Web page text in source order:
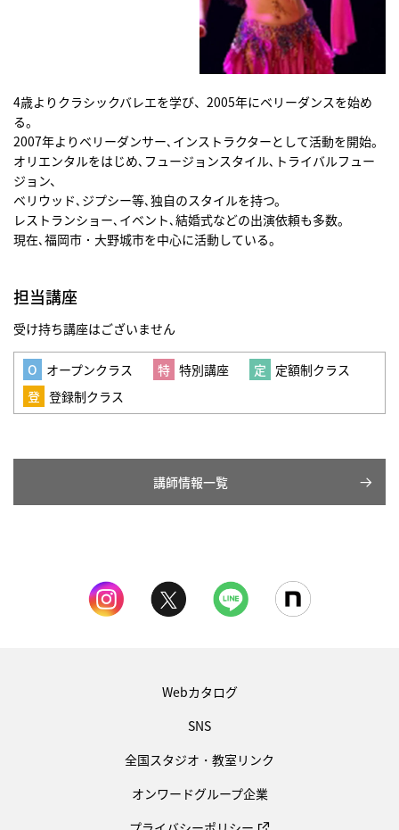
4歳よりクラシックバレエを学び、2005年にベリーダンスを始め
る。
2007年よりベリーダンサー､インストラクターとして活動を開始。
オリエンタルをはじめ､フュージョンスタイル､トライバルフュー
ジョン、
ベリウッド､ジプシー等､独自のスタイルを持つ。
レストランショー､イベント､結婚式などの出演依頼も多数。
現在､福岡市・大野城市を中心に活動している。
担当講座
受け持ち講座はございません
オープンクラス 特別講座
定額制クラス
登録制クラス
講師情報一覧
Webカタログ
SNS
全国スタジオ・教室リンク
オンワードグループ企業